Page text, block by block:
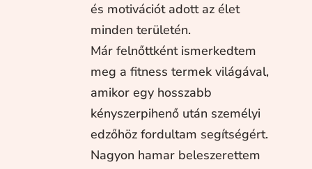
és motivációt adott az élet
minden területén.
Már felnőttként ismerkedtem
meg a fitness termek világával,
amikor egy hosszabb
kényszerpihenő után személyi
edzőhöz fordultam segítségért.
Nagyon hamar beleszerettem